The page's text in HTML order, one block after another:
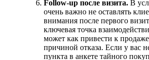
Follow-up после визита. В
очень важно не оставлять
внимания после первого
ключевая точка
может как привести к
причиной отказа. Если у вас
пункта в анкете тайного